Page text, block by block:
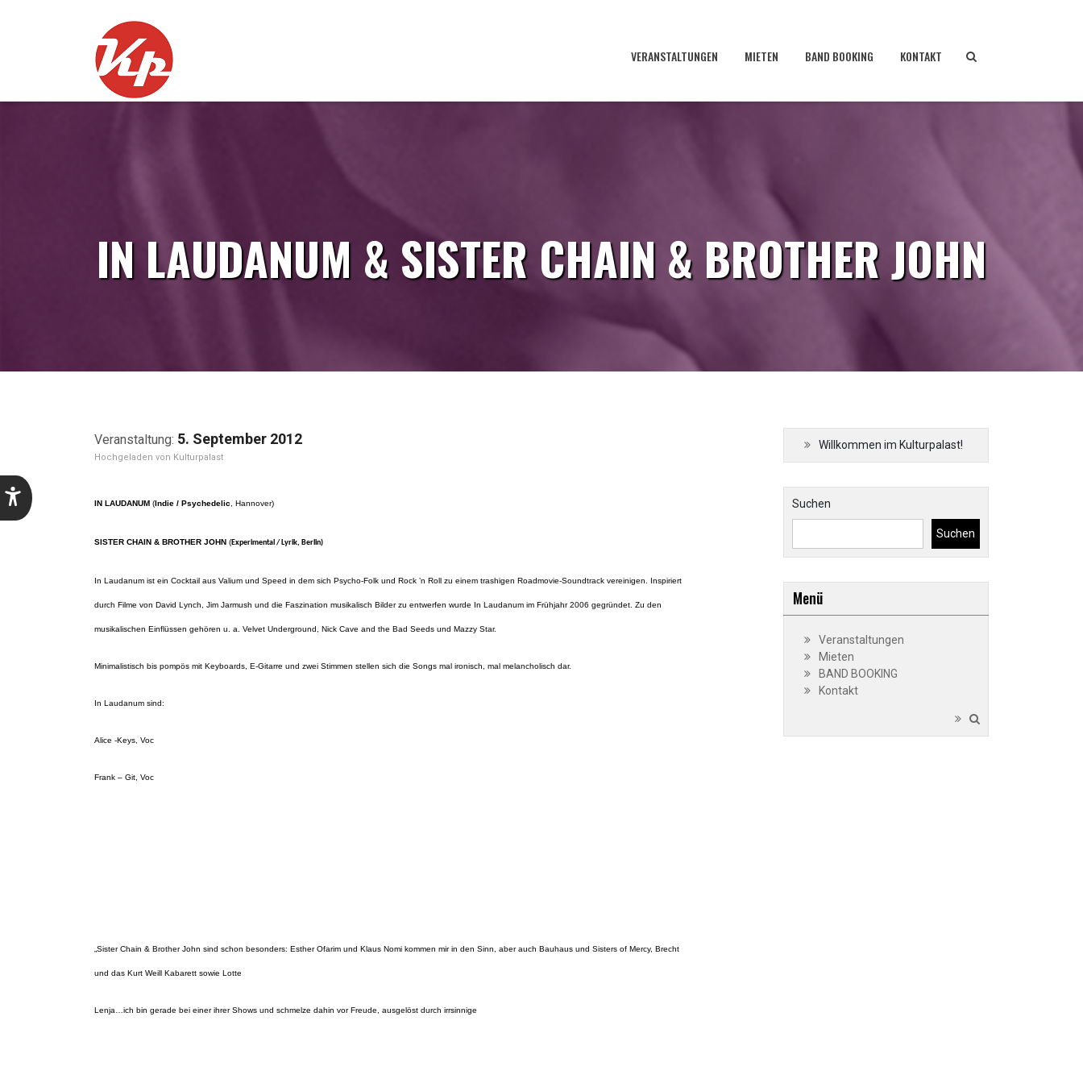
VERANSTALTUNGEN MIETEN BAND BOOKING KONTAKT
IN LAUDANUM & SISTER CHAIN & BROTHER JOHN
5. September 2012
Kulturpalast
IN LAUDANUM (Indie / Psychedelic , Hannover)
SISTER CHAIN & BROTHER JOHN (Experimental / Lyrik, Berlin)
In Laudanum ist ein Cocktail aus Valium und Speed in dem sich Psycho-Folk und Rock ’n Roll zu einem trashigen Roadmovie-Soundtrack vereinigen. Inspiriert
durch Filme von David Lynch, Jim Jarmush und die Faszination musikalisch Bilder zu entwerfen wurde In Laudanum im Frühjahr 2006 gegründet. Zu den
musikalischen Einflüssen gehören u. a. Velvet Underground, Nick Cave and the Bad Seeds und Mazzy Star.
Minimalistisch bis pompös mit Keyboards, E-Gitarre und zwei Stimmen stellen sich die Songs mal ironisch, mal melancholisch dar.
In Laudanum sind:
Alice -Keys, Voc
Frank – Git, Voc
„Sister Chain & Brother John sind schon besonders: Esther Ofarim und Klaus Nomi kommen mir in den Sinn, aber auch Bauhaus und Sisters of Mercy, Brecht
und das Kurt Weill Kabarett sowie Lotte
Lenja…ich bin gerade bei einer ihrer Shows und schmelze dahin vor Freude, ausgelöst durch irrsinnige
Willkommen im Kulturpalast!
Suchen
Suchen
Menü
Veranstaltungen
Mieten
BAND BOOKING
Kontakt